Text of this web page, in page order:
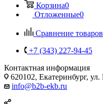
Корзина0
Отложенные0
Сравнение товаров
+7 (343) 227-94-45
Контактная информация
620102, Екатеринбург, ул.
info@b2b-ekb.ru